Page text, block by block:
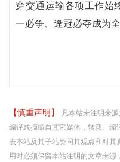
穿交通运输各项工作始
一必争、逢冠必夺成为
【慎重声明】
凡本站未注明来
编译或摘编自其它媒体，转载、
表本站及其子站赞同其观点和对其
用时必须保留本站注明的文章来